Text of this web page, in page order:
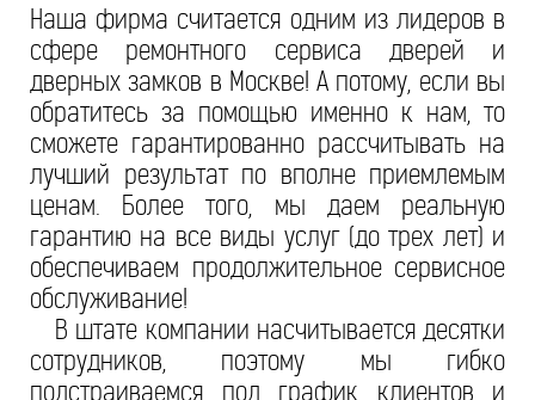
Наша фирма считается одним из лидеров в
сфере ремонтного сервиса дверей и
дверных замков в Москве! А потому, если вы
обратитесь за помощью именно к нам, то
сможете гарантированно рассчитывать на
лучший результат по вполне приемлемым
ценам. Более того, мы даем реальную
гарантию на все виды услуг (до трех лет) и
обеспечиваем продолжительное сервисное
обслуживание!
В штате компании насчитывается десятки
сотрудников, поэтому мы гибко
подстраиваемся под график клиентов и